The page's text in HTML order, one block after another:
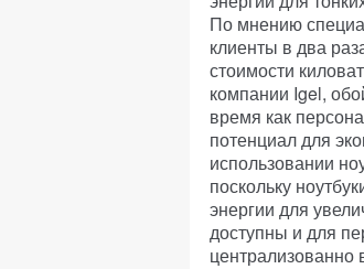
По мнению
клиенты в два
стоимости
компании Igel,
время как
потенциал для
использовании
поскольку
энергии для
доступны и для
централизованно